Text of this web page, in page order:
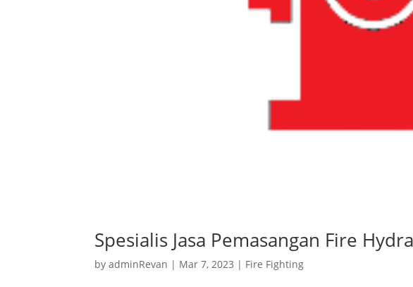
Spesialis Jasa Pemasangan Fire
byadminRevan | Mar 7, 2023 | Fire Fighting